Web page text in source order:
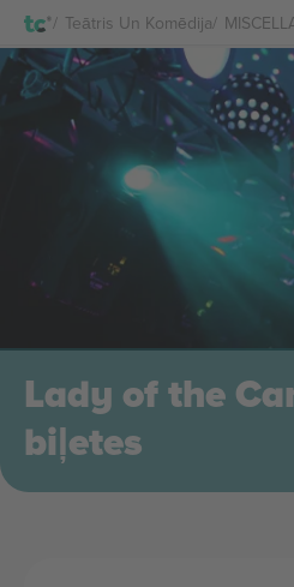
Teātris Un Komēdija
Lady of the
biļetes